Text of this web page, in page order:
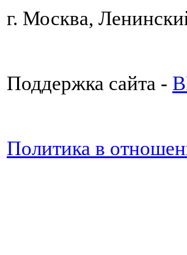
г. Москва,
Поддержка сайта -
Политика в